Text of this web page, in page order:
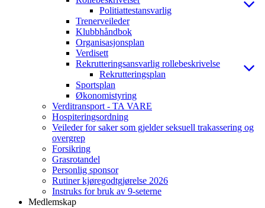
Politiattestansvarlig
Trenerveileder
Klubbhåndbok
Organisasjonsplan
Verdisett
Rekrutteringsansvarlig rollebeskrivelse
Rekrutteringsplan
Sportsplan
Økonomistyring
Verditransport - TA VARE
Hospiteringsordning
Veileder for saker som gjelder seksuell trakassering og
overgrep
Forsikring
Grasrotandel
Personlig sponsor
Rutiner kjøregodtgjørelse 2026
Instruks for bruk av 9-seterne
Medlemskap